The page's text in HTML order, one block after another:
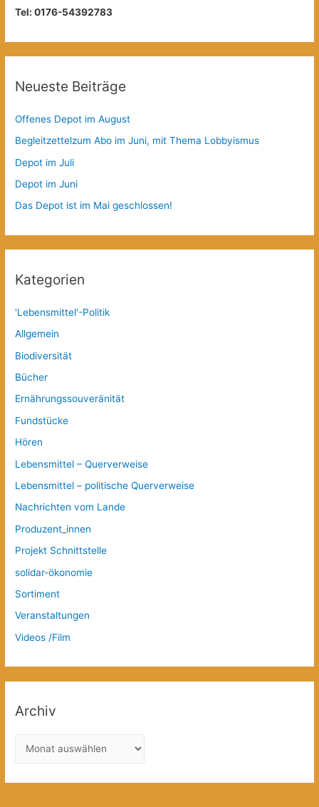
Tel: 0176-54392783
Neueste Beiträge
Offenes Depot im August
Begleitzettelzum Abo im Juni, mit Thema Lobbyismus
Depot im Juli
Depot im Juni
Das Depot ist im Mai geschlossen!
Kategorien
'Lebensmittel'-Politik
Allgemein
Biodiversität
Bücher
Ernährungssouveränität
Fundstücke
Hören
Lebensmittel – Querverweise
Lebensmittel – politische Querverweise
Nachrichten vom Lande
Produzent_innen
Projekt Schnittstelle
solidar-ökonomie
Sortiment
Veranstaltungen
Videos /Film
Archiv
c